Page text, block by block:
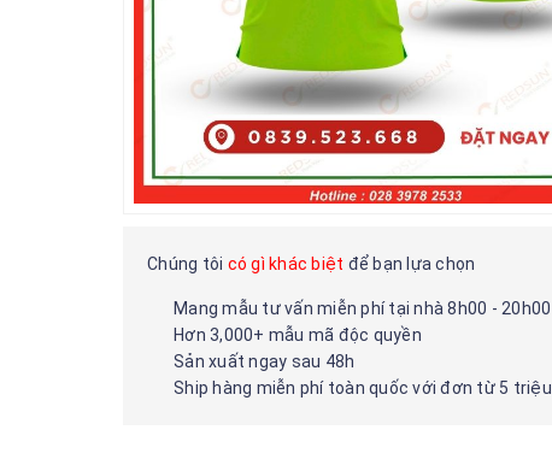
Chúng tôi có gì khác biệt để bạn lựa chọn
Mang mẫu tư vấn miễn phí tại nhà 8h00 - 20h00
Hơn 3,000+ mẫu mã độc quyền
Sản xuất ngay sau 48h
Ship hàng miễn phí toàn quốc với đơn từ 5 triệu